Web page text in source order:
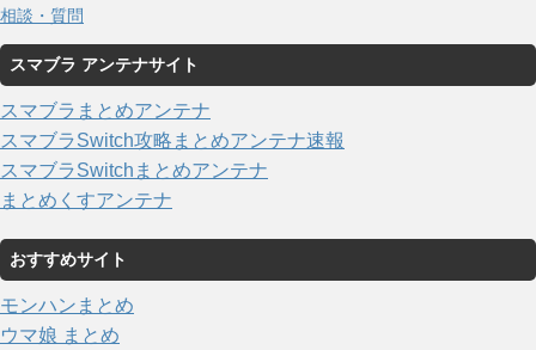
相談・質問
スマブラ アンテナサイト
スマブラまとめアンテナ
スマブラSwitch攻略まとめアンテナ速報
スマブラSwitchまとめアンテナ
まとめくすアンテナ
おすすめサイト
モンハンまとめ
ウマ娘 まとめ